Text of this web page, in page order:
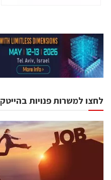
לחצו למשרות פנויות בהייטק